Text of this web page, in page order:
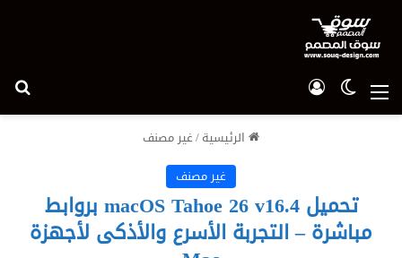
القائمة الوضع المظلم
الرئيسية/غير مصنف
غير مصنف
تحميل macOS Tahoe 26 v16.4 بروابط
مباشرة – التجربة الأسرع والأذكى لأجهزة